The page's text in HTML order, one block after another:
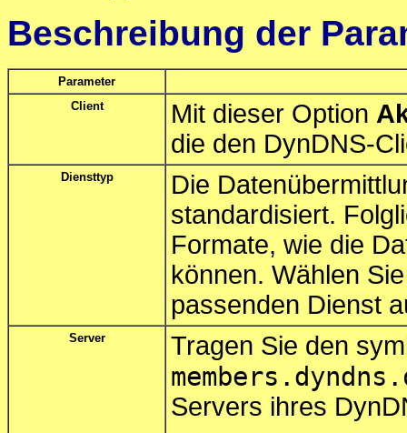
Beschreibung der
Parameter
Client
Mit dieser Option
die den DynDNS-
Diensttyp
Die
standardisiert.
Formate, wie die
können. Wählen
passenden Dienst
Server Tragen Sie den
Servers ihres